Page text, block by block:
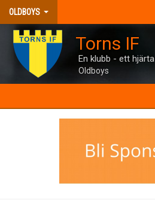
OLDBOYS
Torns IF
En klubb - ett hjärta
Oldboys